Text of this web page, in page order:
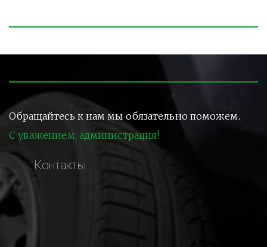
Обращайтесь к нам мы обязательно поможем.
С уважением, администрация!
Контакты